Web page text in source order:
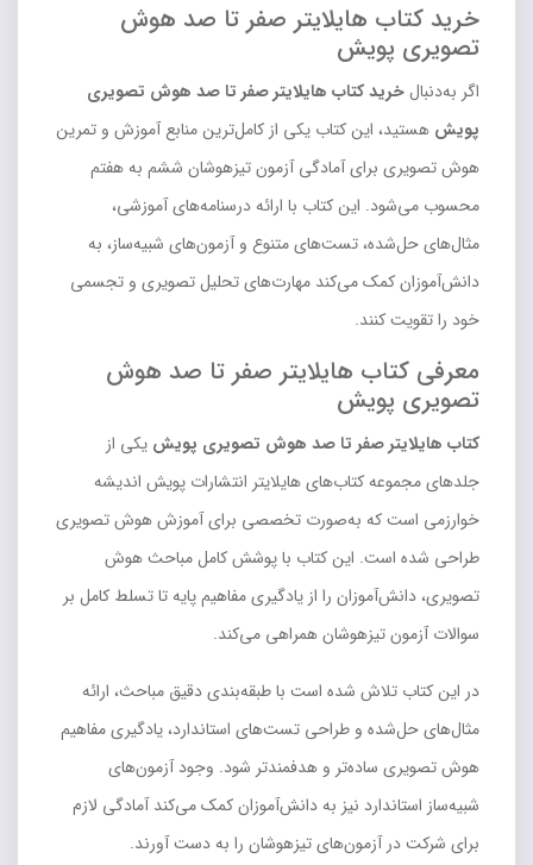
خرید کتاب هایلایتر صفر تا صد هوش
تصویری پویش
اگر به‌دنبال خرید کتاب هایلایتر صفر تا صد هوش تصویری
پویش هستید، این کتاب یکی از کامل‌ترین منابع آموزش و تمرین
هوش تصویری برای آمادگی آزمون تیزهوشان ششم به هفتم
محسوب می‌شود. این کتاب با ارائه درسنامه‌های آموزشی،
مثال‌های حل‌شده، تست‌های متنوع و آزمون‌های شبیه‌ساز، به
دانش‌آموزان کمک می‌کند مهارت‌های تحلیل تصویری و تجسمی
خود را تقویت کنند.
معرفی کتاب هایلایتر صفر تا صد هوش
تصویری پویش
کتاب هایلایتر صفر تا صد هوش تصویری پویش یکی از
جلدهای مجموعه کتاب‌های هایلایتر انتشارات پویش اندیشه
خوارزمی است که به‌صورت تخصصی برای آموزش هوش تصویری
طراحی شده است. این کتاب با پوشش کامل مباحث هوش
تصویری، دانش‌آموزان را از یادگیری مفاهیم پایه تا تسلط کامل بر
سوالات آزمون تیزهوشان همراهی می‌کند.
در این کتاب تلاش شده است با طبقه‌بندی دقیق مباحث، ارائه
مثال‌های حل‌شده و طراحی تست‌های استاندارد، یادگیری مفاهیم
هوش تصویری ساده‌تر و هدفمندتر شود. وجود آزمون‌های
شبیه‌ساز استاندارد نیز به دانش‌آموزان کمک می‌کند آمادگی لازم
برای شرکت در آزمون‌های تیزهوشان را به دست آورند.